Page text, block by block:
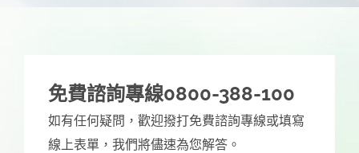
免費諮詢專線0800-388-100
如有任何疑問，歡迎撥打免費諮詢專線或填寫
線上表單，我們將儘速為您解答。